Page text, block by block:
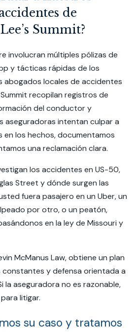
de
Summit?
involucran múltiples pólizas de
y tácticas rápidas de los
abogados locales de accidentes
recopilan registros de
del conductor y
aseguradoras intentan culpar a
en los hechos, documentamos
una reclamación clara.
los accidentes en US-50,
Street y dónde surgen las
fuera pasajero en un Uber, un
por otro, o un peatón,
en la ley de Missouri y
McManus Law, obtiene un plan
constantes y defensa orientada a
la aseguradora no es razonable,
litigar.
su caso y tratamos